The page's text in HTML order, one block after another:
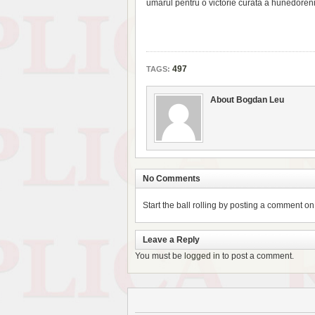
umărul pentru o victorie curată a
TAGS: 497
About Bogdan Leu
No Comments
Start the ball rolling by posting a comment
Leave a Reply
You must be logged in to post a comment.